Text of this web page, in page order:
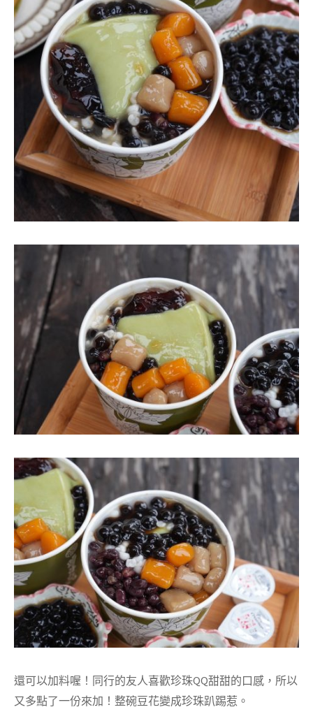
還可以加料喔！同行的友人喜歡珍珠QQ甜甜的口感，所以
又多點了一份來加！整碗豆花變成珍珠趴踢惹。